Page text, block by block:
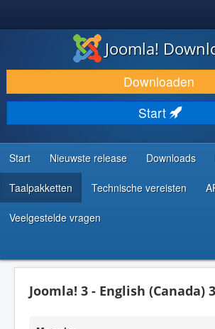
DOWNLOAD & BREID UIT
ONTDEK & LEER
COMMUNITY & ONDERSTEUNING
ONTWIKKELAARSBRONNEN
Joomla!
Downloaden
Start
Start Nieuwste release Downloads
Taalpakketten Technische vereisten
Veelgestelde vragen
Joomla! 3 - English (Canada)